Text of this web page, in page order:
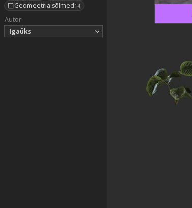
Geomeetria sõlmed14
Autor
Igaüks